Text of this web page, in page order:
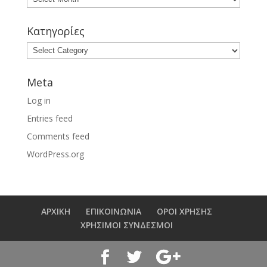
Κατηγορίες
Meta
Log in
Entries feed
Comments feed
WordPress.org
ΑΡΧΙΚΗ ΕΠΙΚΟΙΝΩΝΙΑ
ΟΡΟΙ ΧΡΗΣΗΣ
ΧΡΗΣΙΜΟΙ ΣΥΝΔΕΣΜΟΙ